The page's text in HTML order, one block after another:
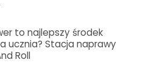
to najlepszy środek
ucznia? Stacja naprawy
Roll